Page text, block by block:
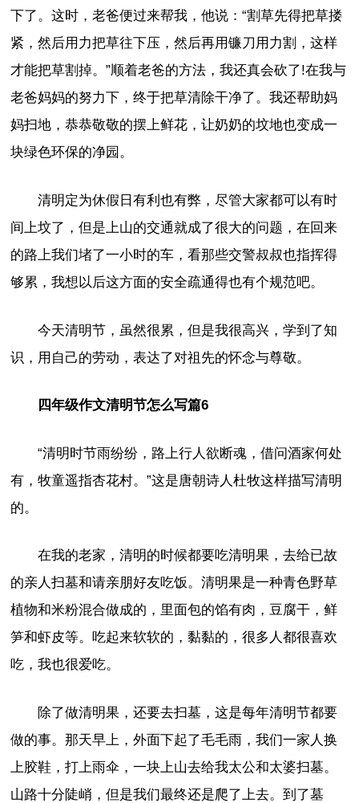
下了。这时，老爸便过来帮我，他说：“割草先得把草搂
紧，然后用力把草往下压，然后再用镰刀用力割，这样
才能把草割掉。”顺着老爸的方法，我还真会砍了!在我与
老爸妈妈的努力下，终于把草清除干净了。我还帮助妈
妈扫地，恭恭敬敬的摆上鲜花，让奶奶的坟地也变成一
块绿色环保的净园。
清明定为休假日有利也有弊，尽管大家都可以有时
间上坟了，但是上山的交通就成了很大的问题，在回来
的路上我们堵了一小时的车，看那些交警叔叔也指挥得
够累，我想以后这方面的安全疏通得也有个规范吧。
今天清明节，虽然很累，但是我很高兴，学到了知
识，用自己的劳动，表达了对祖先的怀念与尊敬。
四年级作文清明节怎么写篇6
“清明时节雨纷纷，路上行人欲断魂，借问酒家何处
有，牧童遥指杏花村。”这是唐朝诗人杜牧这样描写清明
的。
在我的老家，清明的时候都要吃清明果，去给已故
的亲人扫墓和请亲朋好友吃饭。清明果是一种青色野草
植物和米粉混合做成的，里面包的馅有肉，豆腐干，鲜
笋和虾皮等。吃起来软软的，黏黏的，很多人都很喜欢
吃，我也很爱吃。
除了做清明果，还要去扫墓，这是每年清明节都要
做的事。那天早上，外面下起了毛毛雨，我们一家人换
上胶鞋，打上雨伞，一块上山去给我太公和太婆扫墓。
山路十分陡峭，但是我们最终还是爬了上去。到了墓